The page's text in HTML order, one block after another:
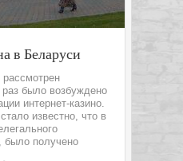
в Беларуси
было возбуждено
интернет-казино.
известно, что в
было получено